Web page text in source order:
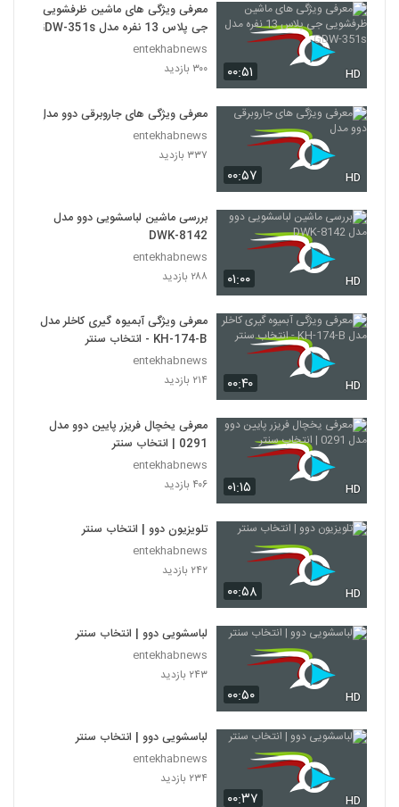
۰۰:۵۱ HD
معرفی ویژگی های ماشین ظرفشویی
جی پلاس 13 نفره مدل GDW-351s
entekhabnews
۳۰۰ بازدید
۰۰:۵۷ HD
معرفی ویژگی های جاروبرقی دوو مدل
entekhabnews
۳۳۷ بازدید
۰۱:۰۰ HD
بررسی ماشین لباسشویی دوو مدل
DWK-8142
entekhabnews
۲۸۸ بازدید
۰۰:۴۰ HD
معرفی ویژگی آبمیوه گیری کاخلر مدل
KH-174-B - انتخاب سنتر
entekhabnews
۲۱۴ بازدید
۰۱:۱۵ HD
معرفی یخچال فریزر پایین دوو مدل
0291 | انتخاب سنتر
entekhabnews
۴۰۶ بازدید
۰۰:۵۸ HD
تلویزیون دوو | انتخاب سنتر
entekhabnews
۲۴۲ بازدید
۰۰:۵۰ HD
لباسشویی دوو | انتخاب سنتر
entekhabnews
۲۴۳ بازدید
۰۰:۳۷ HD
لباسشویی دوو | انتخاب سنتر
entekhabnews
۲۳۴ بازدید